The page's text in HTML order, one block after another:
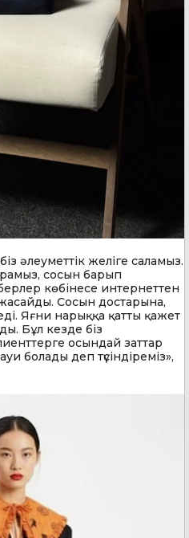
әлеуметтік желіге саламыз.
сосын барып
көбінесе интернеттен
Сосын достарына,
Яғни нарыққа қатты қажет
Бұл кезде біз
осындай заттар
болады деп түсіндіреміз»,